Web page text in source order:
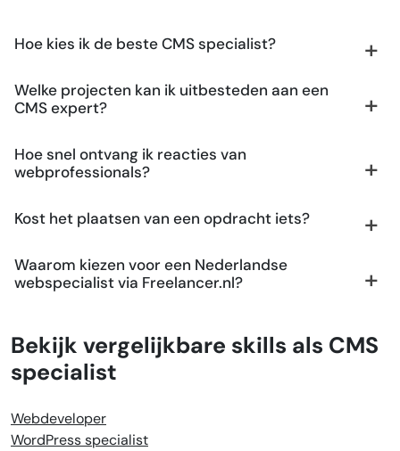
Hoe kies ik de beste CMS specialist?
Welke projecten kan ik uitbesteden aan een
CMS expert?
Hoe snel ontvang ik reacties van
webprofessionals?
Kost het plaatsen van een opdracht iets?
Waarom kiezen voor een Nederlandse
webspecialist via Freelancer.nl?
Bekijk vergelijkbare skills als CMS
specialist
Webdeveloper
WordPress specialist